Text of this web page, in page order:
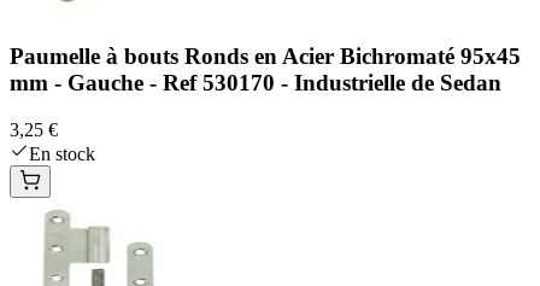
Paumelle à bouts Ronds en Acier Bichromaté 95x45
mm - Gauche - Ref 530170 - Industrielle de Sedan
3,25 €
En stock